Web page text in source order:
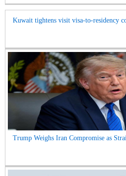
Kuwait tightens visit visa-to-residency
Trump Weighs Iran Compromise as